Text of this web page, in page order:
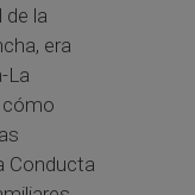
de la
era
La
cómo
Conducta